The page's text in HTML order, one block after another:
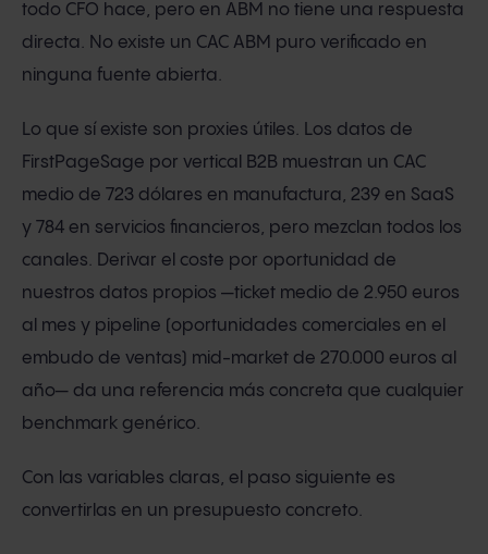
todo CFO hace, pero en ABM no tiene una respuesta
directa. No existe un CAC ABM puro verificado en
ninguna fuente abierta.
Lo que sí existe son proxies útiles. Los datos de
FirstPageSage por vertical B2B muestran un CAC
medio de 723 dólares en manufactura, 239 en SaaS
y 784 en servicios financieros, pero mezclan todos los
canales. Derivar el coste por oportunidad de
nuestros datos propios —ticket medio de 2.950 euros
al mes y pipeline (oportunidades comerciales en el
embudo de ventas) mid-market de 270.000 euros al
año— da una referencia más concreta que cualquier
benchmark genérico.
Con las variables claras, el paso siguiente es
convertirlas en un presupuesto concreto.